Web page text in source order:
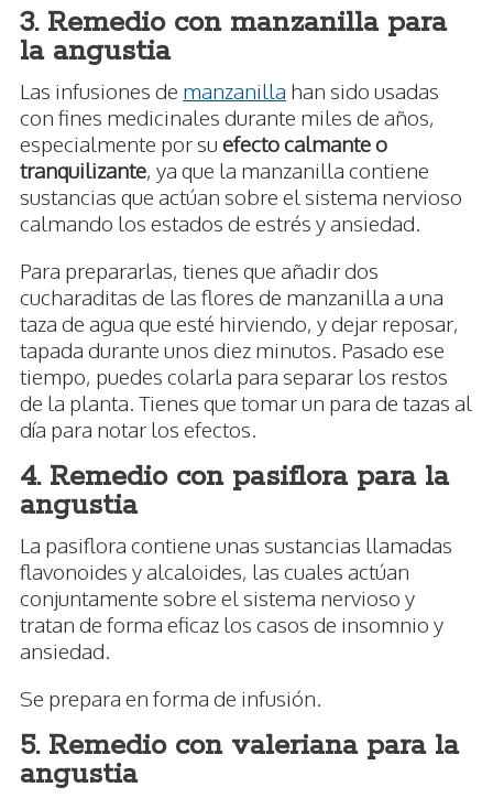
3. Remedio con manzanilla para
la angustia
Las infusiones de manzanilla han sido usadas
con fines medicinales durante miles de años,
especialmente por su efecto calmante o
tranquilizante, ya que la manzanilla contiene
sustancias que actúan sobre el sistema nervioso
calmando los estados de estrés y ansiedad.
Para prepararlas, tienes que añadir dos
cucharaditas de las flores de manzanilla a una
taza de agua que esté hirviendo, y dejar reposar,
tapada durante unos diez minutos. Pasado ese
tiempo, puedes colarla para separar los restos
de la planta. Tienes que tomar un para de tazas al
día para notar los efectos.
4. Remedio con pasiflora para la
angustia
La pasiflora contiene unas sustancias llamadas
flavonoides y alcaloides, las cuales actúan
conjuntamente sobre el sistema nervioso y
tratan de forma eficaz los casos de insomnio y
ansiedad.
Se prepara en forma de infusión.
5. Remedio con valeriana para la
angustia